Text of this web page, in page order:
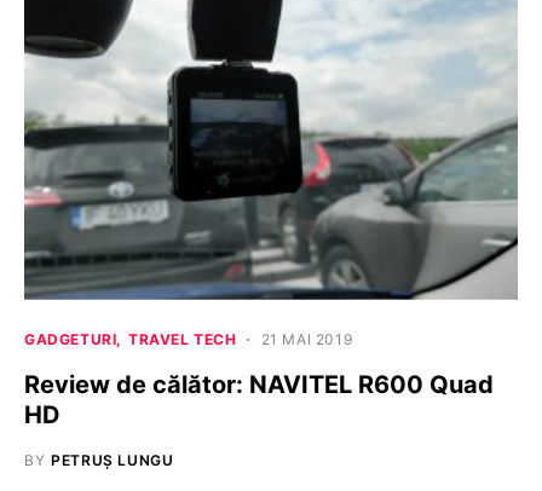
GADGETURI TRAVEL TECH 21 MAI 2019
Review de călător: NAVITEL R600 Quad
HD
BY PETRUȘ LUNGU